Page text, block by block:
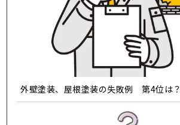
外壁塗装、屋根塗装の失敗例 第4位は？